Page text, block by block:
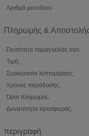
Αριθμό μοντέλου:
Πληρωμής &
Ποσότητα παραγγελίας min:
Τιμή:
Συσκευασία λεπτομέρειες:
Χρόνος παράδοσης:
Όροι πληρωμής:
Δυνατότητα προσφοράς:
περιγραφή